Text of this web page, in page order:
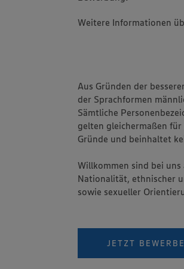
Weitere Informationen
Aus Gründen der
der Sprachformen
Sämtliche
gelten gleichermaßen
Gründe und beinhaltet
Willkommen sind bei
Nationalität, ethnischer
sowie sexueller
JETZT